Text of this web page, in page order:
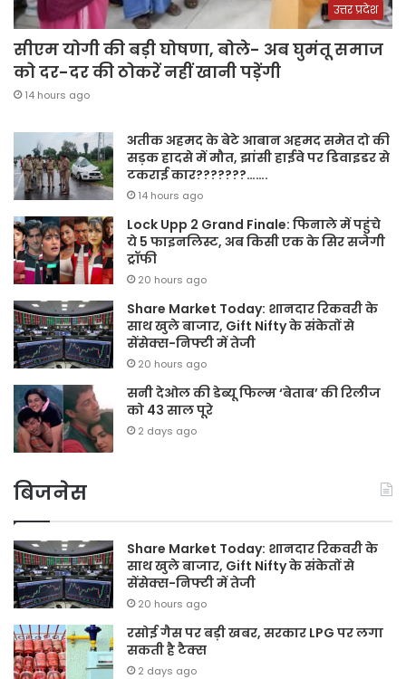
उत्तर प्रदेश
सीएम योगी की बड़ी घोषणा, बोले- अब घुमंतू समाज
को दर-दर की ठोकरें नहीं खानी पड़ेंगी
14 hours ago
अतीक अहमद के बेटे आबान अहमद समेत दो की
सड़क हादसे में मौत, झांसी हाईवे पर डिवाइडर से
टकराई कार???????…….
14 hours ago
Lock Upp 2 Grand Finale: फिनाले में पहुंचे
ये 5 फाइनलिस्ट, अब किसी एक के सिर सजेगी
ट्रॉफी
20 hours ago
Share Market Today: शानदार रिकवरी के
साथ खुले बाजार, Gift Nifty के संकेतों से
सेंसेक्स-निफ्टी में तेजी
20 hours ago
सनी देओल की डेब्यू फिल्म ‘बेताब’ की रिलीज
को 43 साल पूरे
2 days ago
बिजनेस
Share Market Today: शानदार रिकवरी के
साथ खुले बाजार, Gift Nifty के संकेतों से
सेंसेक्स-निफ्टी में तेजी
20 hours ago
रसोई गैस पर बड़ी खबर, सरकार LPG पर लगा
सकती है टैक्स
2 days ago